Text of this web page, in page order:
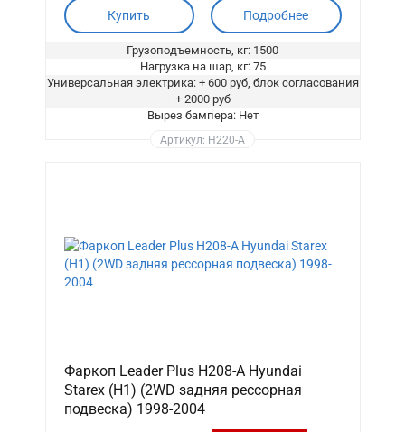
Купить Подробнее
Грузоподъемность, кг: 1500
Нагрузка на шар, кг: 75
Универсальная электрика: + 600 руб, блок согласования
+ 2000 руб
Вырез бампера: Нет
Артикул: H220-A
Фаркоп Leader Plus H208-A Hyundai
Starex (H1) (2WD задняя рессорная
подвеска) 1998-2004